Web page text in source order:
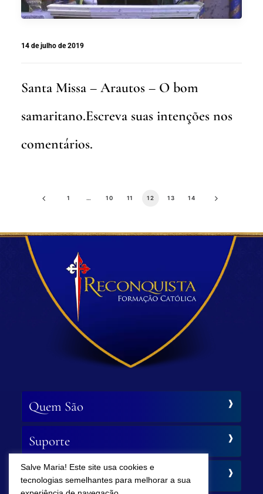
14 de julho de 2019
Santa Missa – Arautos – O bom
samaritano.Escreva suas intenções nos
comentários.
1 … 10 11 12 13 14
Quem São
Suporte
Siga-nos
Salve Maria! Este site usa cookies e
tecnologias semelhantes para melhorar a sua